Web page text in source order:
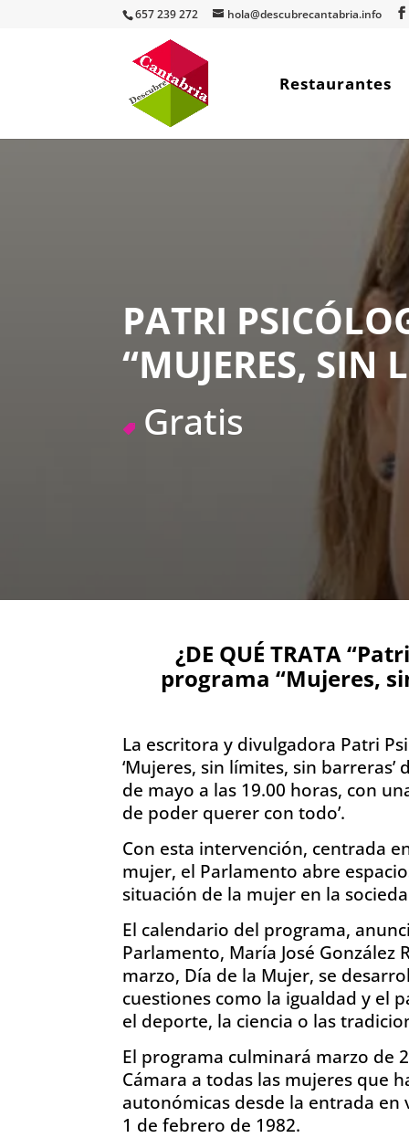
657 239 272 hola@descubrecantabria.info
Restaurantes
PATRI
“MUJERES, SIN
Gratis
¿DE QUÉ TRATA
programa “Mujeres,
La escritora y divulgadora Patri
‘Mujeres, sin límites, sin
de mayo a las 19.00 horas, con
de poder querer con todo’.
Con esta intervención, centrada
mujer, el Parlamento abre
situación de la mujer en la
El calendario del programa,
Parlamento, María José González
marzo, Día de la Mujer, se
cuestiones como la igualdad y el
el deporte, la ciencia o las
El programa culminará marzo de
Cámara a todas las mujeres que
autonómicas desde la entrada
1 de febrero de 1982.